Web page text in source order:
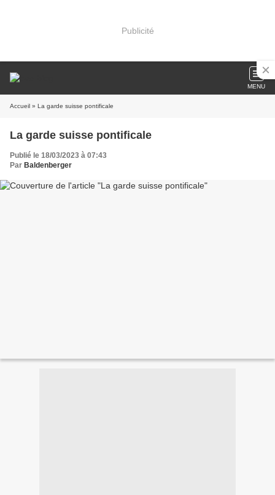
Publicité
MENU
Accueil » La garde suisse pontificale
La garde suisse pontificale
Publié le 18/03/2023 à 07:43
Par Baldenberger